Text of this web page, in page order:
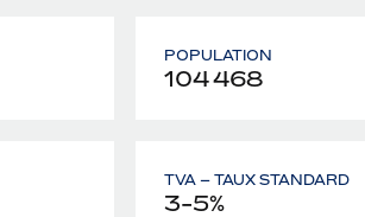
POPULATION
104 468
TVA – TAUX STANDARD
3-5%